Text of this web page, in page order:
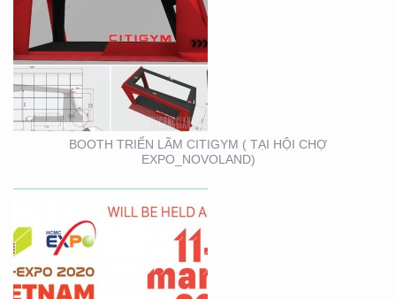
BOOTH TRIỂN LÃM CITIGYM ( TẠI HỘI CHỢ
EXPO_NOVOLAND)
VIFA EXPO 2020 – TƯ
VẤN THIẾT KẾ THI
CÔNG GIAN HÀNG
TRIỂN LÃM
BOOTH KIM NGƯU
(TARUJO) – TRIỂN
LÃMVIỆT BUILD 12-2019